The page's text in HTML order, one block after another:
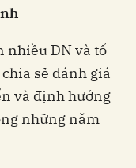
nhiều DN và tổ
sẻ đánh giá
và định hướng
những năm